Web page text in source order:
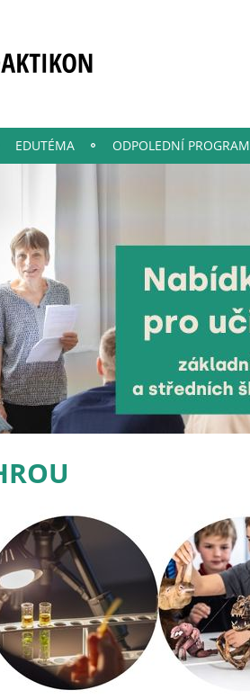
EDUTÉMA ODPOLEDNÍ PROGRAM